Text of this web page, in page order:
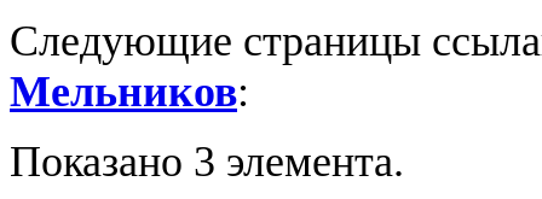
Следующие страницы
Мельников:
Показано 3 элемента.